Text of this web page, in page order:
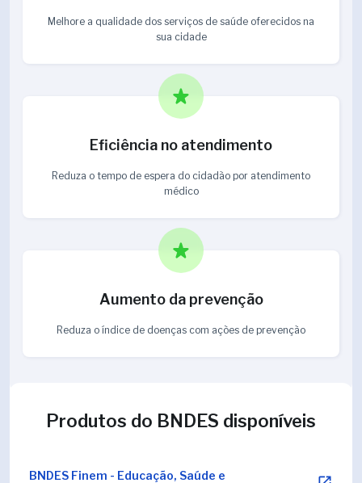
Melhore a qualidade dos serviços de saúde oferecidos na
sua cidade
Eficiência no atendimento
Reduza o tempo de espera do cidadão por atendimento
médico
Aumento da prevenção
Reduza o índice de doenças com ações de prevenção
Produtos do BNDES disponíveis
BNDES Finem - Educação, Saúde e